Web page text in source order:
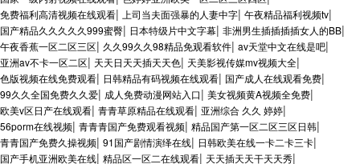
免费福利高清视频在线观看| 上司当夫面强暴的人妻中字| 午夜精品福利视频tv|
国产精品久久久久久999蜜臀| 日本特级片中文字幕| 非洲男生插插插插女人的BB|
午夜香蕉一区二区三区| 久久99久久98精品免观看软件| av天堂中文在线是吧|
亚洲av不卡一区二区| 天天日天天插天天色| 天美影视传媒mv视频大全|
色版视频在线免费观看| 日韩精品有码视频在线观看| 国产成人在线观看免费|
99久久全国免费久久爱| 成人免费动漫网站入口| 美女视频黄A视频全免费|
欧美v区日产在线观看| 青青草原精品在线观看| 亚洲综合 久久 婷婷|
56porm在线视频| 青青青国产免费观看视频| 精品国产第一区二区三区日韩|
青青国产免费久操视频| 91国产剧情演绎在线| 日韩欧美在线一卡二卡三卡|
国产手机亚洲欧美在线| 精品区一区二在线观看| 天天插天天干天天秀|